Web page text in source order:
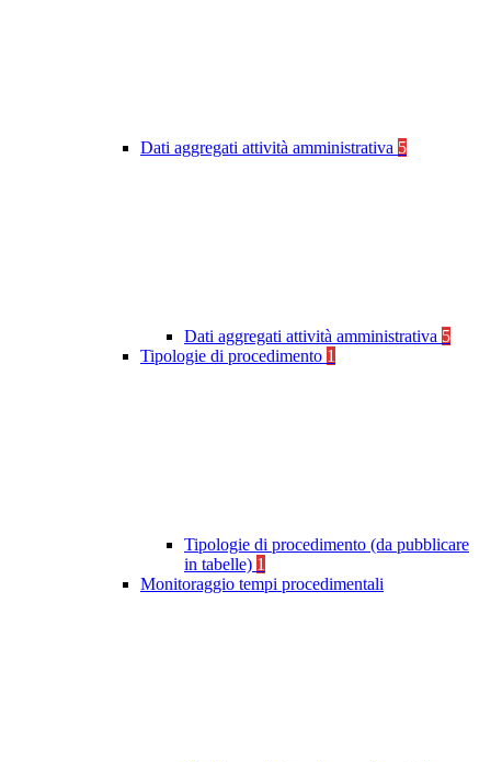
Dati aggregati attività amministrativa 5
Dati aggregati attività amministrativa 5
Tipologie di procedimento 1
Tipologie di procedimento (da pubblicare
in tabelle) 1
Monitoraggio tempi procedimentali